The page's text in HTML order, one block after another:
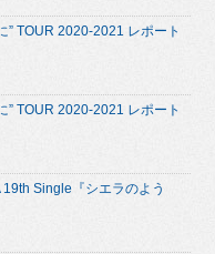
” TOUR 2020-2021 レポート
” TOUR 2020-2021 レポート
19th Single『シエラのよう